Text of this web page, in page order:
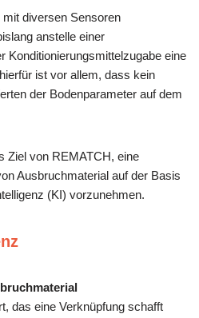
diversen Sensoren
anstelle einer
Konditionierungsmittelzugabe eine
ist vor allem, dass kein
der Bodenparameter auf dem
Ziel von REMATCH, eine
Ausbruchmaterial auf der Basis
(KI) vorzunehmen.
das eine Verknüpfung schafft